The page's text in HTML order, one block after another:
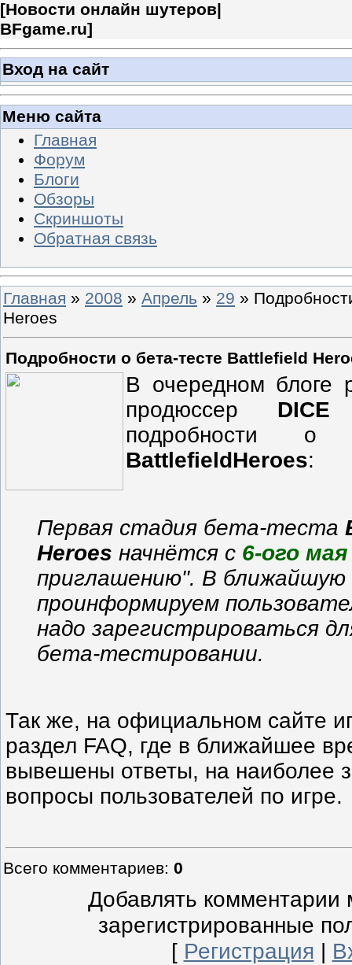
[Новости онлайн шутеров|
BFgame.ru]
Вход на сайт
Меню сайта
Главная
Форум
Блоги
Обзоры
Скриншоты
Обратная связь
Главная » 2008 » Апрель » 29 »
Heroes
Подробности о бета-тесте Battlefield
В очередном блоге
продюссер DICE
подробности о
BattlefieldHeroes:
Первая стадия бета-теста
Heroes начнётся с 6-ого мая
приглашению". В
проинформируем
надо зарегистрироваться
бета-тестировании.
Так же, на официальном сайте
раздел FAQ, где в ближайшее
вывешены ответы, на наиболее
вопросы пользователей по игре.
Всего комментариев: 0
Добавлять комментарии
зарегистрированные
[ Регистрация |